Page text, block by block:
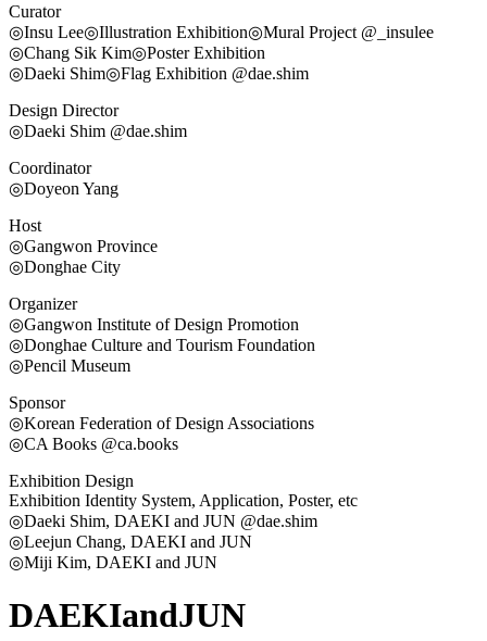
Curator
◎Insu Lee◎Illustration Exhibition◎Mural Project @_insulee
◎Chang Sik Kim◎Poster Exhibition
◎Daeki Shim◎Flag Exhibition @dae.shim
Design Director
◎Daeki Shim @dae.shim
Coordinator
◎Doyeon Yang
Host
◎Gangwon Province
◎Donghae City
Organizer
◎Gangwon Institute of Design Promotion
◎Donghae Culture and Tourism Foundation
◎Pencil Museum
Sponsor
◎Korean Federation of Design Associations
◎CA Books @ca.books
Exhibition Design
Exhibition Identity System, Application, Poster, etc
◎Daeki Shim, DAEKI and JUN @dae.shim
◎Leejun Chang, DAEKI and JUN
◎Miji Kim, DAEKI and JUN
DAEKIandJUN